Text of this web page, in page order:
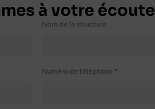
à votre écoute
Nom de la structure
Numéro de téléphone